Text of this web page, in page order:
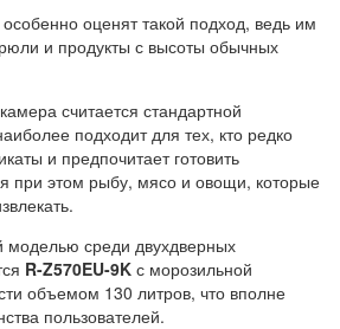
оценят такой подход, ведь им
и продукты с высоты обычных
считается стандартной
подходит для тех, кто редко
и предпочитает готовить
при этом рыбу, мясо и овощи, которые
моделью среди двухдверных
R-Z570EU-9K с морозильной
объемом 130 литров, что вполне
пользователей.